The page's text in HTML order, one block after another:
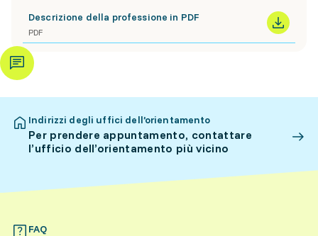
Descrizione della professione in PDF
PDF
Indirizzi degli uffici dell’orientamento
Per prendere appuntamento, contattare
l’ufficio dell’orientamento più vicino
FAQ